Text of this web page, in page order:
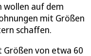
wollen auf dem
mit Größen
schaffen.
Größen von etwa 60